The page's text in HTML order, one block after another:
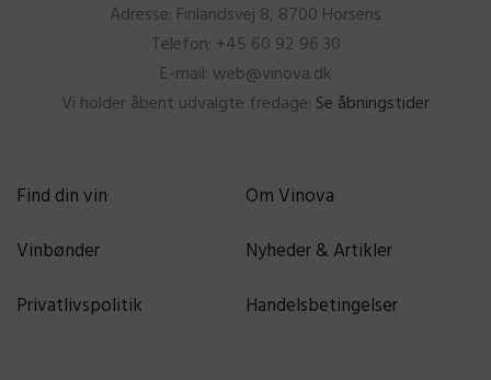
Adresse: Finlandsvej 8, 8700 Horsens
Telefon: +45 60 92 96 30
E-mail: web@vinova.dk
Vi holder åbent udvalgte fredage: Se åbningstider
Find din vin
Om Vinova
Vinbønder
Nyheder & Artikler
Privatlivspolitik
Handelsbetingelser